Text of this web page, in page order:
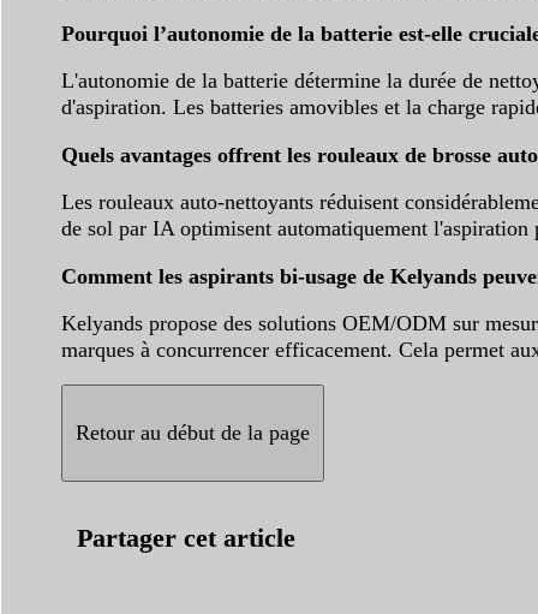
Pourquoi l’autonomie de la batterie est-elle
L'autonomie de la batterie détermine la durée de
d'aspiration. Les batteries amovibles et la charge
Quels avantages offrent les rouleaux de brosse
Les rouleaux auto-nettoyants réduisent
de sol par IA optimisent automatiquement
Comment les aspirants bi-usage de Kelyands
Kelyands propose des solutions OEM/ODM sur
marques à concurrencer efficacement. Cela permet
Retour au début de la page
Partager cet article